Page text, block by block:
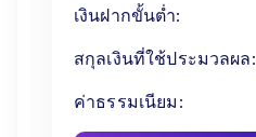
เงินฝากขั้นต่ำ:
สกุลเงินที่ใช้ประมวลผล:
ค่าธรรมเนียม: